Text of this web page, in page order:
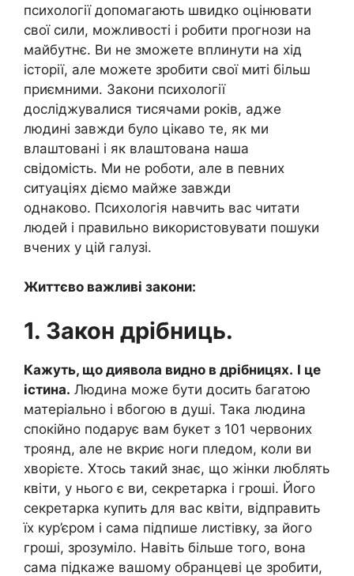
психології допомагають швидко оцінювати
свої сили, можливості і робити прогнози на
майбутнє. Ви не зможете вплинути на хід
історії, але можете зробити свої миті більш
приємними. Закони психології
досліджувалися тисячами років, адже
людині завжди було цікаво те, як ми
влаштовані і як влаштована наша
свідомість. Ми не роботи, але в певних
ситуаціях діємо майже завжди
однаково. Психологія навчить вас читати
людей і правильно використовувати пошуки
вчених у цій галузі.
Життєво важливі закони:
1. Закон дрібниць.
Кажуть, що диявола видно в дрібницях. І це
істина. Людина може бути досить багатою
матеріально і вбогою в душі. Така людина
спокійно подарує вам букет з 101 червоних
троянд, але не вкриє ноги пледом, коли ви
хворієте. Хтось такий знає, що жінки люблять
квіти, у нього є ви, секретарка і гроші. Його
секретарка купить для вас квіти, відправить
їх кур’єром і сама підпише листівку, за його
гроші, зрозуміло. Навіть більше того, вона
сама підкаже вашому обранцеві це зробити,